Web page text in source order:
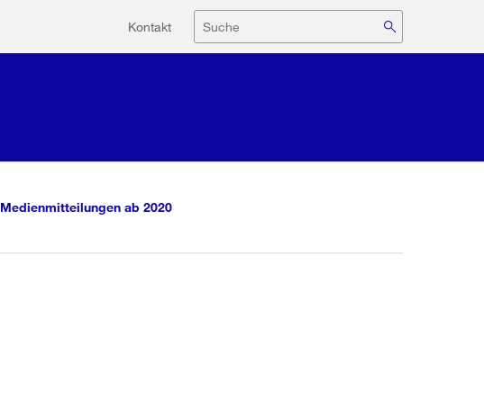
Hilfsnavigation
Kontakt Suche
Medienmitteilungen ab 2020